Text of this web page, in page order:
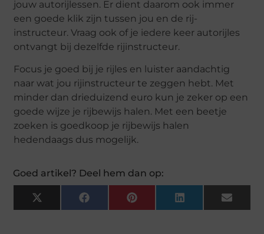
jouw autorijlessen. Er dient daarom ook immer
een goede klik zijn tussen jou en de rij-
instructeur. Vraag ook of je iedere keer autorijles
ontvangt bij dezelfde rijinstructeur.
Focus je goed bij je rijles en luister aandachtig
naar wat jou rijinstructeur te zeggen hebt. Met
minder dan drieduizend euro kun je zeker op een
goede wijze je rijbewijs halen. Met een beetje
zoeken is goedkoop je rijbewijs halen
hedendaags dus mogelijk.
Goed artikel? Deel hem dan op:
X
(Twitter)
FacebookPinterest LinkedIn Email